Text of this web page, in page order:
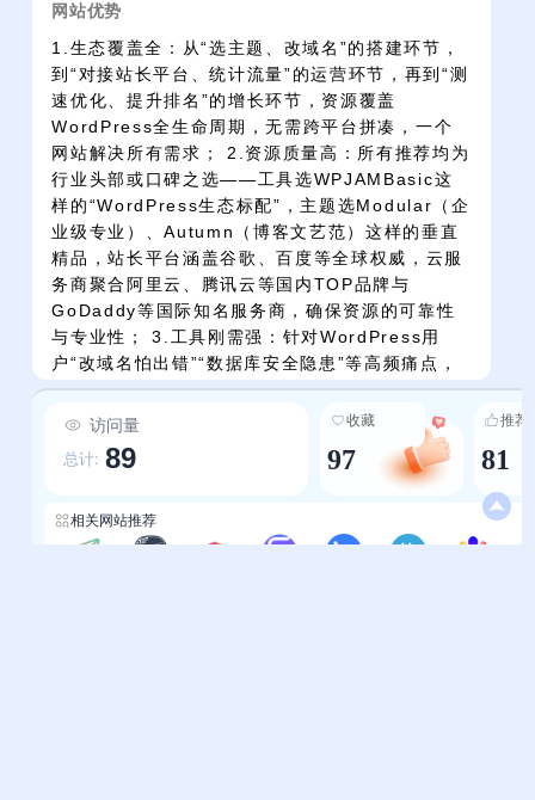
网站优势
1.生态覆盖全：从“选主题、改域名”的搭建环节，
到“对接站长平台、统计流量”的运营环节，再到“测
速优化、提升排名”的增长环节，资源覆盖
WordPress全生命周期，无需跨平台拼凑，一个
网站解决所有需求； 2.资源质量高：所有推荐均为
行业头部或口碑之选——工具选WPJAMBasic这
样的“WordPress生态标配”，主题选Modular（企
业级专业）、Autumn（博客文艺范）这样的垂直
精品，站长平台涵盖谷歌、百度等全球权威，云服
务商聚合阿里云、腾讯云等国内TOP品牌与
GoDaddy等国际知名服务商，确保资源的可靠性
与专业性； 3.工具刚需强：针对WordPress用
户“改域名怕出错”“数据库安全隐患”等高频痛点，
专门开发“博客域名替换器”“数据库表前缀修改
器”等无代码工具，一键操作即可完成，直接解决
运营中的“卡脖子”问题； 4.运营助力准：整合微软
Clarity（用户行为热图分析）、CNZZ（多维度流
具，帮助用户精准掌握“流量从哪来、用户怎么
用、网站哪里慢”，针对性优化内容与性能，提升
访问量
总计: 89
收藏
97
推荐
81
相关网站推荐